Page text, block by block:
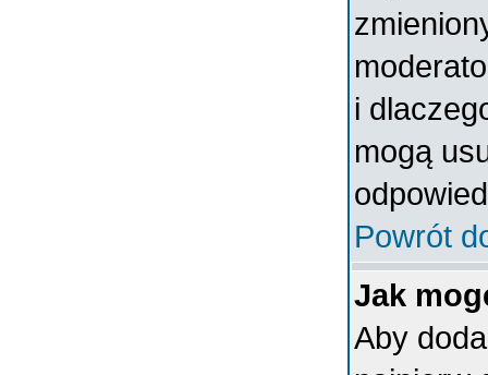
i
mogą
Powrót
Jak
Aby